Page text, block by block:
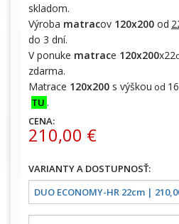
skladom.
Výroba matracov 120x200 od
do 3 dní.
V ponuke matrace 120x200x22
zdarma.
Matrace 120x200 s výškou od 16
TU .
CENA:
210,00 €